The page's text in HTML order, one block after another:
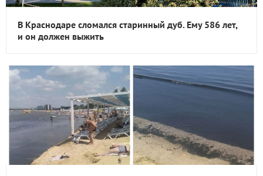
В Краснодаре сломался старинный дуб. Ему 586 лет,
и он должен выжить